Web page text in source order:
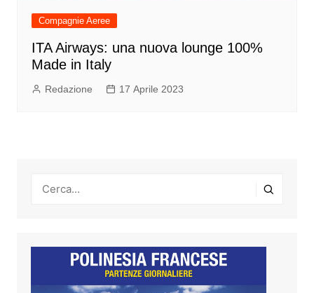
Compagnie Aeree
ITA Airways: una nuova lounge 100%
Made in Italy
Redazione 17 Aprile 2023